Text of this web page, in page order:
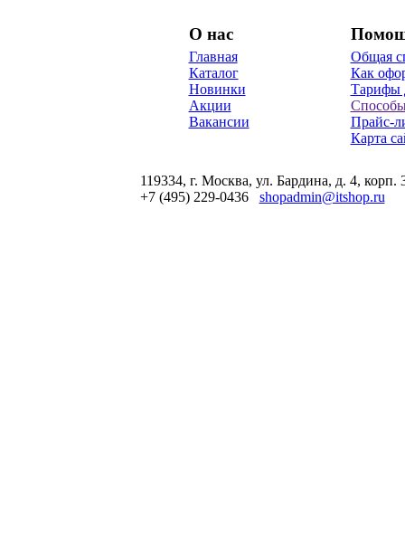
О нас
Главная
Каталог
Новинки
Акции
Вакансии
Общая
Как
Тарифы
Прайс-
Карта
119334, г. Москва, ул. Бардина, д. 4, корп.
+7 (495) 229-0436 shopadmin@itshop.ru